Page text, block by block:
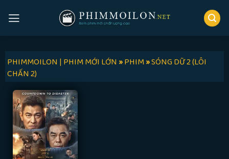
PHIMMOILON | PHIM MỚI LỚN»PHIM»SÓNG DỮ 2 (LÔI
CHẤN 2)